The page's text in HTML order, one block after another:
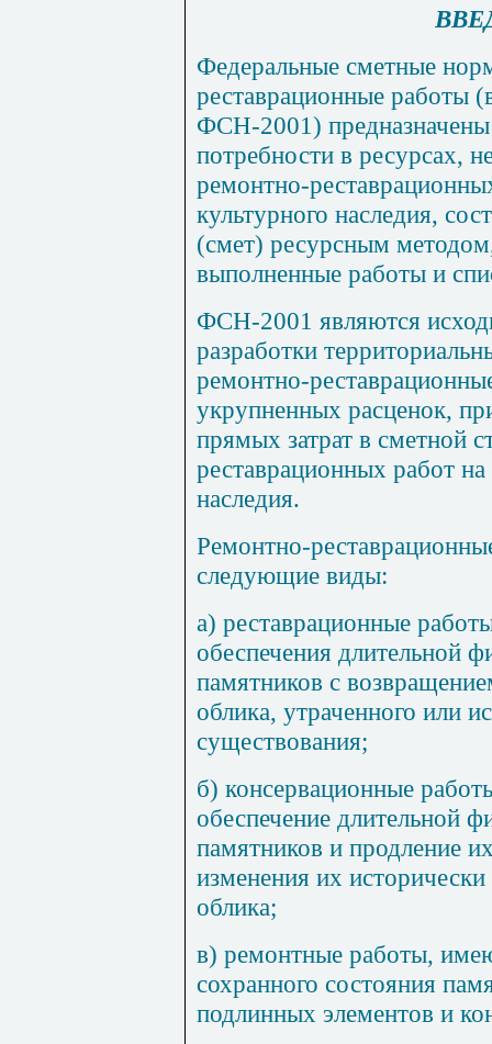
Федеральные сметные
реставрационные работы
ФСН-2001) предназначены
потребности в ресурсах,
ремонтно-реставрационны
культурного наследия,
(смет) ресурсным
выполненные работы и
ФСН-2001 являются
разработки
ремонтно-
укрупненных расценок,
прямых затрат в сметной
реставрационных работ на
наследия.
Ремонтно-
следующие виды:
а) реставрационные
обеспечения длительной
памятников с
облика, утраченного или
существования;
б) консервационные
обеспечение длительной
памятников и продление
изменения их
облика;
в) ремонтные работы,
сохранного состояния
подлинных элементов и